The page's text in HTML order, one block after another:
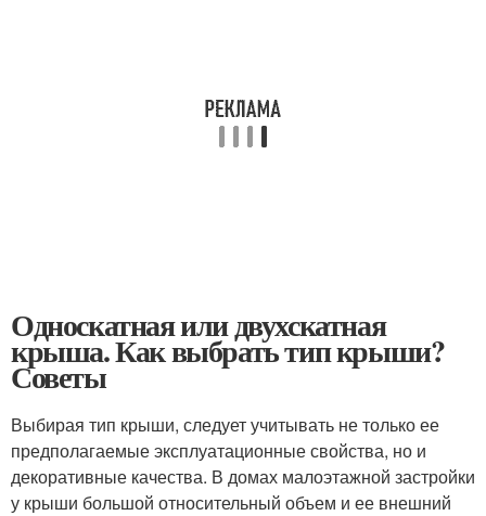
Односкатная или двухскатная
крыша. Как выбрать тип крыши?
Советы
Выбирая тип крыши, следует учитывать не только ее
предполагаемые эксплуатационные свойства, но и
декоративные качества. В домах малоэтажной застройки
у крыши большой относительный объем и ее внешний